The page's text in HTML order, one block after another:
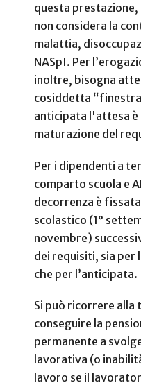
questa
non considera la
malattia,
NASpI. Per
inoltre, bisogna
cosiddetta
anticipata l'attesa è
maturazione del
Per i dipendenti a
comparto scuola e
decorrenza è
scolastico (1°
novembre)
dei requisiti, sia per
che per l’anticipata.
Si può ricorrere alla
conseguire la
permanente a
lavorativa (o
lavoro se il